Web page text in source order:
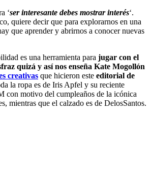
‘ser interesante debes mostrar interés‘.
quiere decir que para explorarnos en una
que aprender y abrirnos a conocer nuevas
es una herramienta para jugar con el
quizá y así nos enseña Kate Mogollón
creativas que hicieron este editorial de
la ropa es de Iris Apfel y su reciente
con motivo del cumpleaños de la icónica
mientras que el calzado es de DelosSantos.